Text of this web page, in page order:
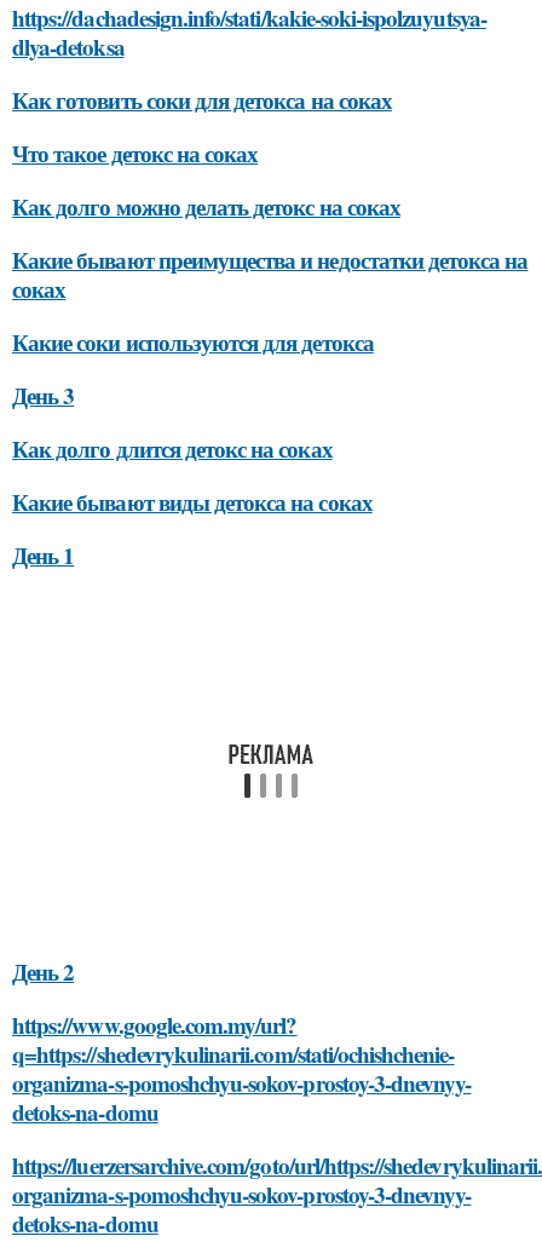
https://dachadesign.info/stati/kakie-soki-ispolzuyutsya-
dlya-detoksa
Как готовить соки для детокса на соках
Что такое детокс на соках
Как долго можно делать детокс на соках
Какие бывают преимущества и недостатки детокса на
соках
Какие соки используются для детокса
День 3
Как долго длится детокс на соках
Какие бывают виды детокса на соках
День 1
День 2
https://www.google.com.my/url?
q=https://shedevrykulinarii.com/stati/ochishchenie-
organizma-s-pomoshchyu-sokov-prostoy-3-dnevnyy-
detoks-na-domu
https://luerzersarchive.com/goto/url/https://
organizma-s-pomoshchyu-sokov-prostoy-3-dnevnyy-
detoks-na-domu